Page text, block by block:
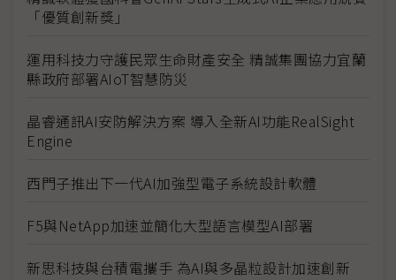
「優質創新獎」
運用科技力守護民眾生命財產安全 精誠集團協力宜蘭
縣政府部署AIoT智慧防災
晶睿通訊AI安防解決方案 導入全新AI功能RealSight
Engine
西門子推出下一代AI加強型電子系統設計軟體
F5與NetApp加速並簡化大型語言模型AI部署
新思科技與台積電攜手 為AI與多晶粒設計加速創新